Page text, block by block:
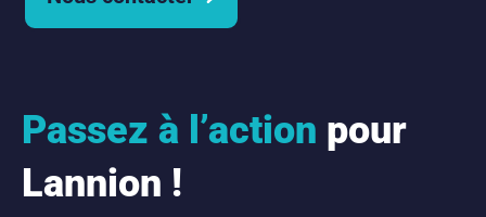
Passez à l’action pour
Lannion !